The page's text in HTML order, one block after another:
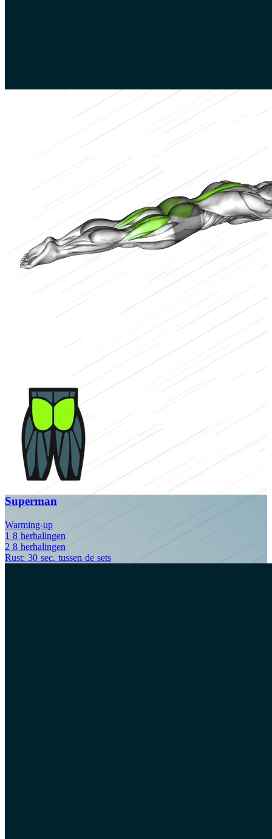
Superman
Warming-up
1 8 herhalingen
2 8 herhalingen
Rust: 30 sec. tussen de sets